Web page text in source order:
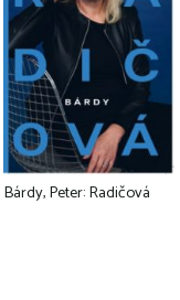
Bárdy, Peter: Radičová